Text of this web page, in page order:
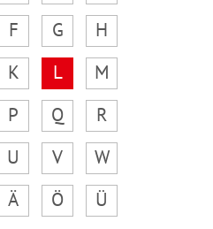
F G
H
K L
M
P Q
R
U V
W
Ä Ö
Ü